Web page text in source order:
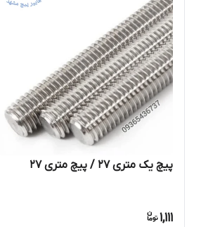
پیچ یک متری 27 / پیچ متری 27
1,111